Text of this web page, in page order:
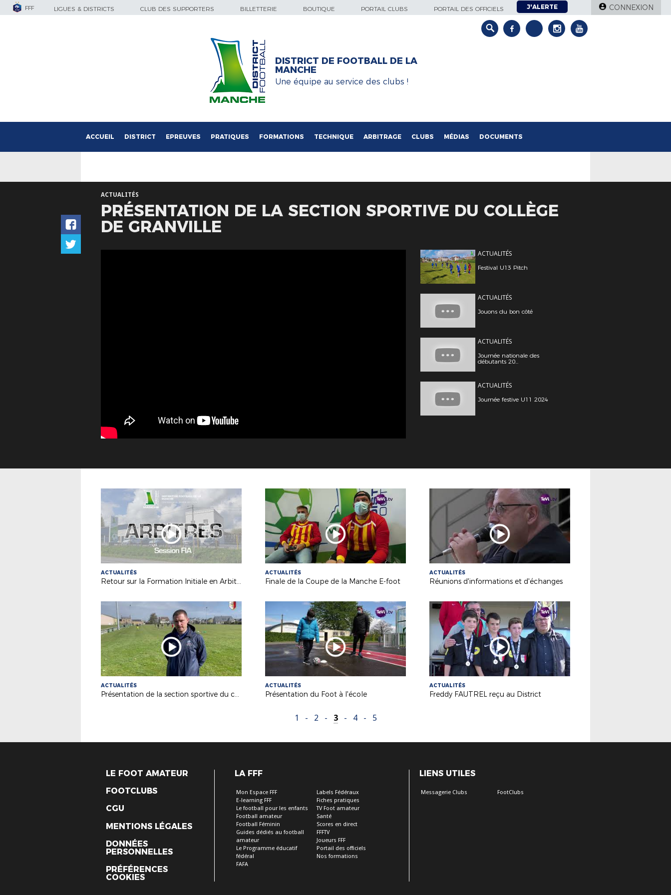
FFF LIGUES & DISTRICTS CLUB DES SUPPORTERS BILLETTERIE BOUTIQUE PORTAIL CLUBS PORTAIL DES OFFICIELS J'ALERTE CONNEXION
DISTRICT DE FOOTBALL DE LA
MANCHE
Une équipe au service des clubs !
ACCUEIL DISTRICT EPREUVES PRATIQUES FORMATIONS TECHNIQUE ARBITRAGE CLUBS MÉDIAS DOCUMENTS
ACTUALITÉS
PRÉSENTATION DE LA SECTION SPORTIVE DU COLLÈGE
DE GRANVILLE
ACTUALITÉS
Festival U13 Pitch
ACTUALITÉS
Jouons du bon côté
ACTUALITÉS
Journée nationale des
débutants 20...
ACTUALITÉS
Journée festive U11 2024
ACTUALITÉS
Retour sur la Formation Initiale en Arbitrage de juillet.
ACTUALITÉS
Finale de la Coupe de la Manche E-foot
ACTUALITÉS
Réunions d'informations et d'échanges
ACTUALITÉS
Présentation de la section sportive du collège de Périers
ACTUALITÉS
Présentation du Foot à l'école
ACTUALITÉS
Freddy FAUTREL reçu au District
1 - 2 - 3 - 4 - 5
LE FOOT AMATEUR
FOOTCLUBS
CGU
MENTIONS LÉGALES
DONNÉES
PERSONNELLES
PRÉFÉRENCES
COOKIES
LA FFF
Mon Espace FFF
E-learning FFF
Le football pour les enfants
Football amateur
Football Féminin
Guides dédiés au football
amateur
Le Programme éducatif
fédéral
FAFA
Labels Fédéraux
Fiches pratiques
TV Foot amateur
Santé
Scores en direct
FFFTV
Joueurs FFF
Portail des officiels
Nos formations
LIENS UTILES
Messagerie Clubs FootClubs